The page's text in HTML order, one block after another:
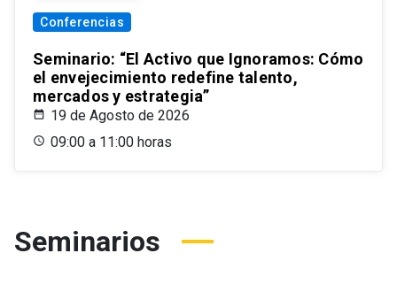
Conferencias
Seminario: “El Activo que Ignoramos: Cómo
el envejecimiento redefine talento,
mercados y estrategia”
19 de Agosto de 2026
09:00 a 11:00 horas
Seminarios